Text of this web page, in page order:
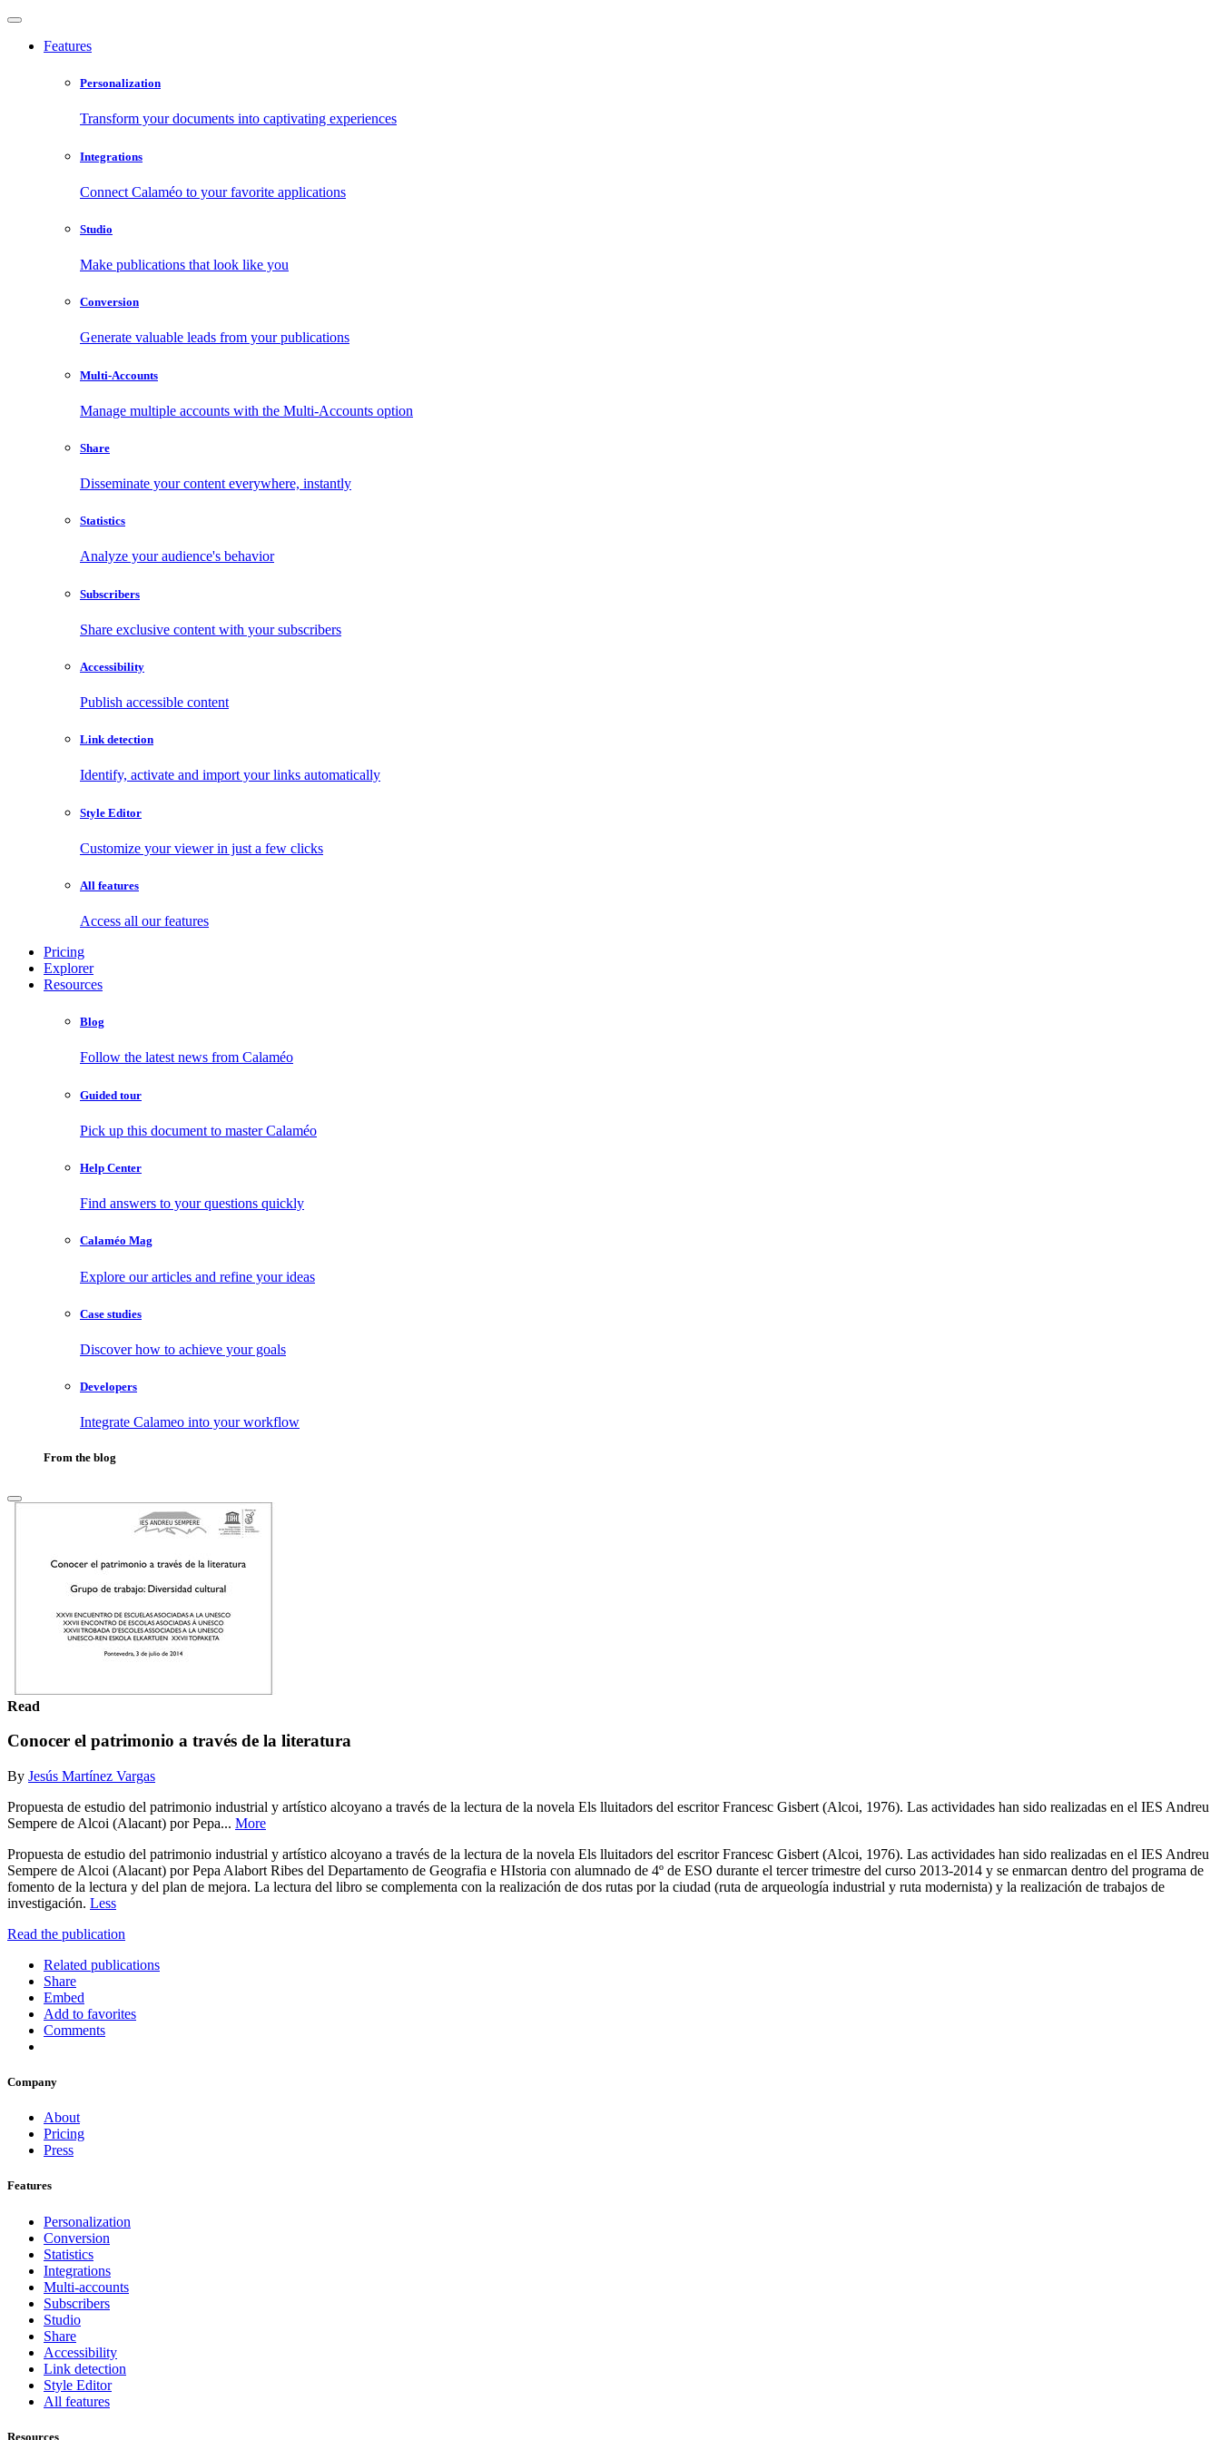
Features
Personalization
Transform your documents into captivating experiences
Integrations
Connect Calaméo to your favorite applications
Studio
Make publications that look like you
Conversion
Generate valuable leads from your publications
Multi-Accounts
Manage multiple accounts with the Multi-Accounts option
Share
Disseminate your content everywhere, instantly
Statistics
Analyze your audience's behavior
Subscribers
Share exclusive content with your subscribers
Accessibility
Publish accessible content
Link detection
Identify, activate and import your links automatically
Style Editor
Customize your viewer in just a few clicks
All features
Access all our features
Pricing
Explorer
Resources
Blog
Follow the latest news from Calaméo
Guided tour
Pick up this document to master Calaméo
Help Center
Find answers to your questions quickly
Calaméo Mag
Explore our articles and refine your ideas
Case studies
Discover how to achieve your goals
Developers
Integrate Calameo into your workflow
From the blog
Read
Conocer el patrimonio a través de la literatura
By Jesús Martínez Vargas
Propuesta de estudio del patrimonio industrial y artístico alcoyano a través de la lectura de la novela Els lluitadors del escritor Francesc Gisbert (Alcoi, 1976). Las actividades han sido realizadas en el IES Andreu
Sempere de Alcoi (Alacant) por Pepa... More
Propuesta de estudio del patrimonio industrial y artístico alcoyano a través de la lectura de la novela Els lluitadors del escritor Francesc Gisbert (Alcoi, 1976). Las actividades han sido realizadas en el IES Andreu
Sempere de Alcoi (Alacant) por Pepa Alabort Ribes del Departamento de Geografia e HIstoria con alumnado de 4º de ESO durante el tercer trimestre del curso 2013-2014 y se enmarcan dentro del programa de
fomento de la lectura y del plan de mejora. La lectura del libro se complementa con la realización de dos rutas por la ciudad (ruta de arqueología industrial y ruta modernista) y la realización de trabajos de
investigación. Less
Read the publication
Related publications
Share
Embed
Add to favorites
Comments
Company
About
Pricing
Press
Features
Personalization
Conversion
Statistics
Integrations
Multi-accounts
Subscribers
Studio
Share
Accessibility
Link detection
Style Editor
All features
Resources